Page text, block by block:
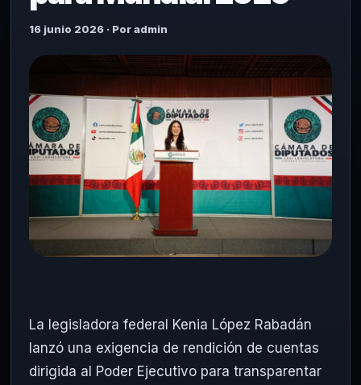
16 junio 2026 · Por admin
La legisladora federal Kenia López Rabadán
lanzó una exigencia de rendición de cuentas
dirigida al Poder Ejecutivo para transparentar